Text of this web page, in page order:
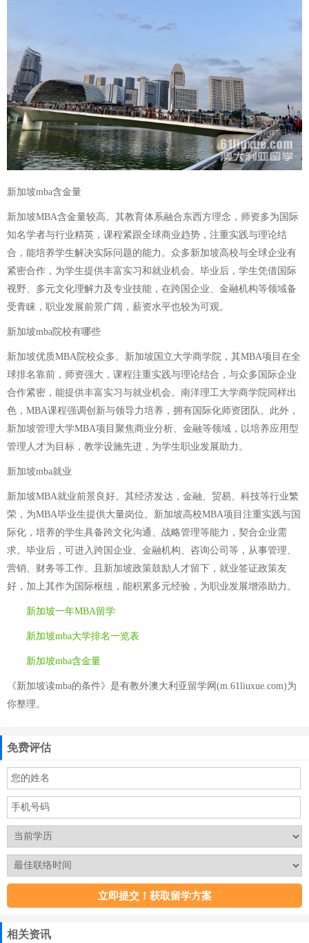
新加坡mba含金量
新加坡MBA含金量较高。其教育体系融合东西方理念，师资多为国际
知名学者与行业精英，课程紧跟全球商业趋势，注重实践与理论结
合，能培养学生解决实际问题的能力。众多新加坡高校与全球企业有
紧密合作，为学生提供丰富实习和就业机会。毕业后，学生凭借国际
视野、多元文化理解力及专业技能，在跨国企业、金融机构等领域备
受青睐，职业发展前景广阔，薪资水平也较为可观。
新加坡mba院校有哪些
新加坡优质MBA院校众多。新加坡国立大学商学院，其MBA项目在全
球排名靠前，师资强大，课程注重实践与理论结合，与众多国际企业
合作紧密，能提供丰富实习与就业机会。南洋理工大学商学院同样出
色，MBA课程强调创新与领导力培养，拥有国际化师资团队。此外，
新加坡管理大学MBA项目聚焦商业分析、金融等领域，以培养应用型
管理人才为目标，教学设施先进，为学生职业发展助力。
新加坡mba就业
新加坡MBA就业前景良好。其经济发达，金融、贸易、科技等行业繁
荣，为MBA毕业生提供大量岗位。新加坡高校MBA项目注重实践与国
际化，培养的学生具备跨文化沟通、战略管理等能力，契合企业需
求。毕业后，可进入跨国企业、金融机构、咨询公司等，从事管理、
营销、财务等工作。且新加坡政策鼓励人才留下，就业签证政策友
好，加上其作为国际枢纽，能积累多元经验，为职业发展增添助力。
新加坡一年MBA留学
新加坡mba大学排名一览表
新加坡mba含金量
《新加坡读mba的条件》是有教外澳大利亚留学网(m.61liuxue.com)为
你整理。
免费评估
相关资讯